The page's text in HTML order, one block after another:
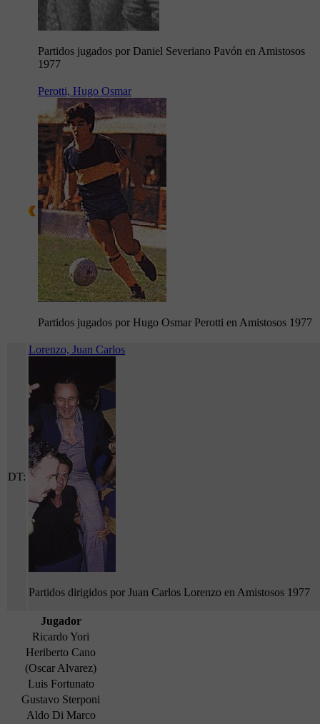
Partidos jugados por Daniel Severiano Pavón en Amistosos
1977
Perotti, Hugo Osmar
Partidos jugados por Hugo Osmar Perotti en Amistosos 1977
DT:
Lorenzo, Juan Carlos
Partidos dirigidos por Juan Carlos Lorenzo en Amistosos 1977
Jugador
Ricardo Yori
Heriberto Cano
(Oscar Alvarez)
Luis Fortunato
Gustavo Sterponi
Aldo Di Marco